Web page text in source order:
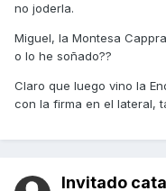
no joderla.
Miguel, la Montesa
o lo he soñado??
Claro que luego vino la
con la firma en el lateral,
Invitado